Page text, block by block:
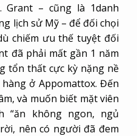
Grant – cũng là 1danh
lịch sử Mỹ – để đối chọi
chiếm ưu thế tuyệt đối
đã phải mất gần 1 năm
tổn thất cực kỳ nặng nề
ở Appomattox. Đến
và muốn biết mặt viên
“ăn không ngon, ngủ
nên có người đã đem